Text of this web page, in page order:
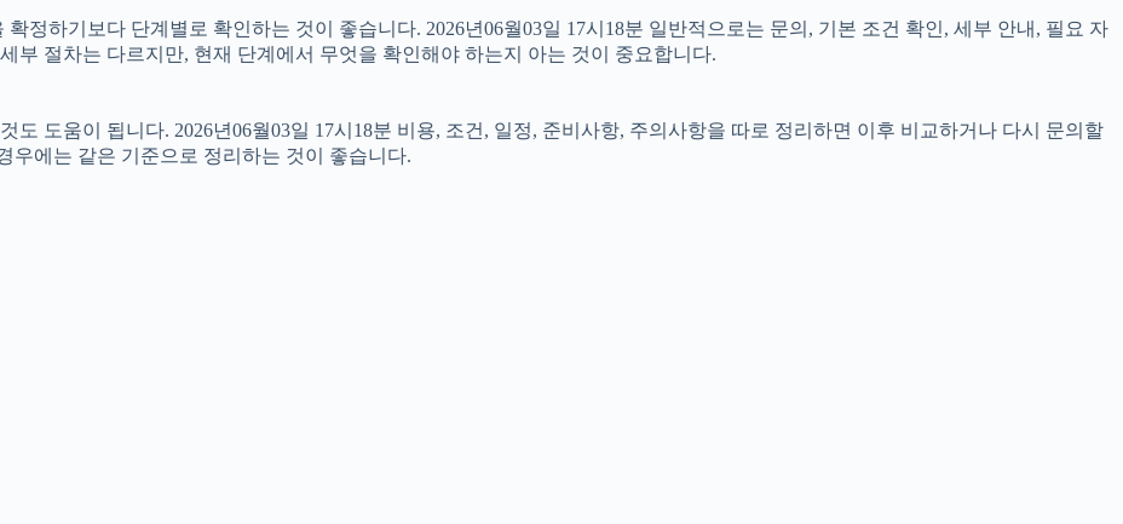
정하기보다 단계별로 확인하는 것이 좋습니다. 2026년06월03일 17시18분 일반적으로는 문의, 기본 조건 확인, 세부 안내, 필요 자
부 절차는 다르지만, 현재 단계에서 무엇을 확인해야 하는지 아는 것이 중요합니다.
도움이 됩니다. 2026년06월03일 17시18분 비용, 조건, 일정, 준비사항, 주의사항을 따로 정리하면 이후 비교하거나 다시 문의할
우에는 같은 기준으로 정리하는 것이 좋습니다.